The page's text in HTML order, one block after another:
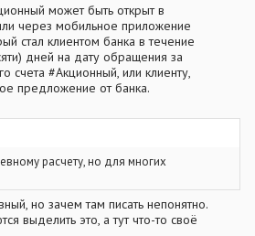
может быть открыт в
через мобильное приложение
стал клиентом банка в течение
дней на дату обращения за
счета #Акционный, или клиенту,
предложение от банка.
расчету, но для многих
но зачем там писать непонятно.
выделить это, а тут что-то своё